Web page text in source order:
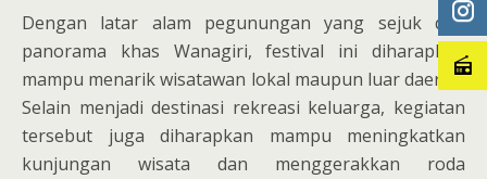
Dengan latar alam pegunungan yang sejuk dan
panorama khas Wanagiri, festival ini diharapkan
mampu menarik wisatawan lokal maupun luar daerah.
Selain menjadi destinasi rekreasi keluarga, kegiatan
tersebut juga diharapkan mampu meningkatkan
kunjungan wisata dan menggerakkan roda